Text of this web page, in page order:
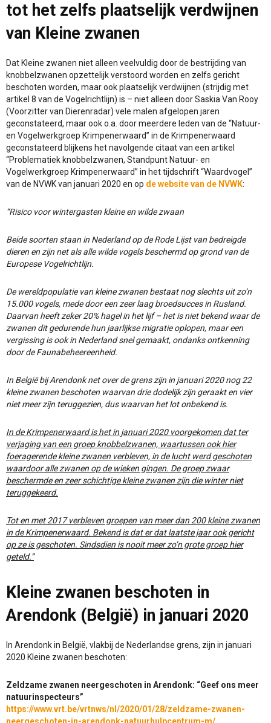
tot het zelfs plaatselijk verdwijnen
van Kleine zwanen
Dat Kleine zwanen niet alleen veelvuldig door de bestrijding van
knobbelzwanen opzettelijk verstoord worden en zelfs gericht
beschoten worden, maar ook plaatselijk verdwijnen (strijdig met
artikel 8 van de Vogelrichtlijn) is – niet alleen door Saskia Van Rooy
(Voorzitter van Dierenradar) vele malen afgelopen jaren
geconstateerd, maar ook o.a. door meerdere leden van de “Natuur-
en Vogelwerkgroep Krimpenerwaard” in de Krimpenerwaard
geconstateerd blijkens het navolgende citaat van een artikel
“Problematiek knobbelzwanen, Standpunt Natuur- en
Vogelwerkgroep Krimpenerwaard” in het tijdschrift “Waardvogel”
van de NVWK van januari 2020 en op de website van de NVWK:
“Risico voor wintergasten kleine en wilde zwaan
Beide soorten staan in Nederland op de Rode Lijst van bedreigde
dieren en zijn net als alle wilde vogels beschermd op grond van de
Europese Vogelrichtlijn.
De wereldpopulatie van kleine zwanen bestaat nog slechts uit zo’n
15.000 vogels, mede door een zeer laag broedsucces in Rusland.
Daarvan heeft zeker 20% hagel in het lijf – het is niet bekend waar de
zwanen dit gedurende hun jaarlijkse migratie oplopen, maar een
vergissing is ook in Nederland snel gemaakt, ondanks ontkenning
door de Faunabeheereenheid.
In België bij Arendonk net over de grens zijn in januari 2020 nog 22
kleine zwanen beschoten waarvan drie dodelijk zijn geraakt en vier
niet meer zijn teruggezien, dus waarvan het lot onbekend is.
In de Krimpenerwaard is het in januari 2020 voorgekomen dat ter
verjaging van een groep knobbelzwanen, waartussen ook hier
foeragerende kleine zwanen verbleven, in de lucht werd geschoten
waardoor alle zwanen op de wieken gingen. De groep zwaar
beschermde en zeer schichtige kleine zwanen zijn die winter niet
teruggekeerd.
Tot en met 2017 verbleven groepen van meer dan 200 kleine zwanen
in de Krimpenerwaard. Bekend is dat er dat laatste jaar ook gericht
op ze is geschoten. Sindsdien is nooit meer zo’n grote groep hier
geteld.”
Kleine zwanen beschoten in
Arendonk (België) in januari 2020
In Arendonk in België, vlakbij de Nederlandse grens, zijn in januari
2020 Kleine zwanen beschoten:
Zeldzame zwanen neergeschoten in Arendonk: “Geef ons meer
natuurinspecteurs”
https://www.vrt.be/vrtnws/nl/2020/01/28/zeldzame-zwanen-